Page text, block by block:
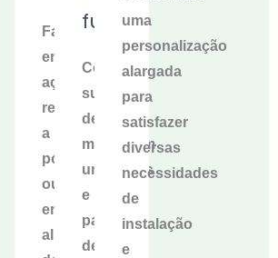
Fabricado
em
aço
revestido
a
pó
ou
em
alumínio
futuro
Com
suportes
de
montagem
universais
e
padrões
de
uma
personalização
alargada
para
satisfazer
diversas
necessidades
de
instalação
e